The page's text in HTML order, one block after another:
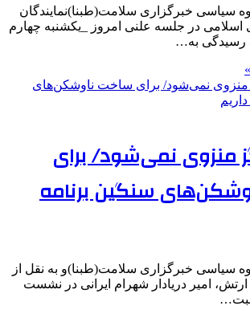
سیاسی خبرگزاری سلامت(طبنا)نمایندگان
در جلسه علنی امروز _یکشنبه چهارم
رسیدگی به…
منزوی نمی‌شود/ برای
سنگین برنامه‌
سیاسی خبرگزاری سلامت(طبنا)و به نقل از
امیر دریادار شهرام ایرانی در نشست